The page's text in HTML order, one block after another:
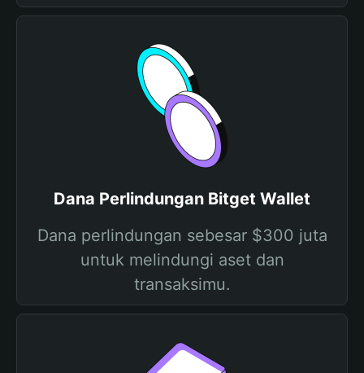
Dana Perlindungan Bitget Wallet
Dana perlindungan sebesar $300 juta
untuk melindungi aset dan
transaksimu.